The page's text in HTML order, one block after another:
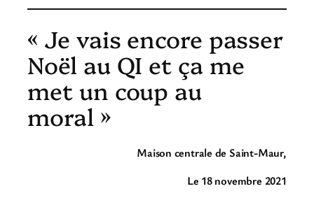
« Je vais encore passer
Noël au QI et ça me
met un coup au
moral »
Maison centrale de Saint-Maur,
Le 18 novembre 2021